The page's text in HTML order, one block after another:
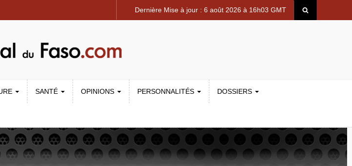
Dernière Mise à jour : 6 août 2026 à 16h03 GMT
SANTÉ OPINIONS PERSONNALITÉS DOSSIERS